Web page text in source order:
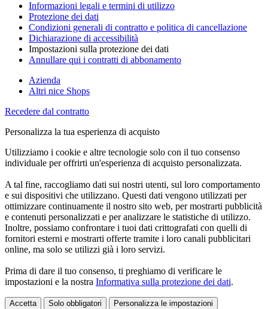
Informazioni legali e termini di utilizzo
Protezione dei dati
Condizioni generali di contratto e politica di cancellazione
Dichiarazione di accessibilità
Impostazioni sulla protezione dei dati
Annullare qui i contratti di abbonamento
Azienda
Altri nice Shops
Recedere dal contratto
Personalizza la tua esperienza di acquisto
Utilizziamo i cookie e altre tecnologie solo con il tuo consenso
individuale per offrirti un'esperienza di acquisto personalizzata.
A tal fine, raccogliamo dati sui nostri utenti, sul loro comportamento
e sui dispositivi che utilizzano. Questi dati vengono utilizzati per
ottimizzare continuamente il nostro sito web, per mostrarti pubblicità
e contenuti personalizzati e per analizzare le statistiche di utilizzo.
Inoltre, possiamo confrontare i tuoi dati crittografati con quelli di
fornitori esterni e mostrarti offerte tramite i loro canali pubblicitari
online, ma solo se utilizzi già i loro servizi.
Prima di dare il tuo consenso, ti preghiamo di verificare le
impostazioni e la nostra Informativa sulla protezione dei dati.
Accetta Solo obbligatori Personalizza le impostazioni